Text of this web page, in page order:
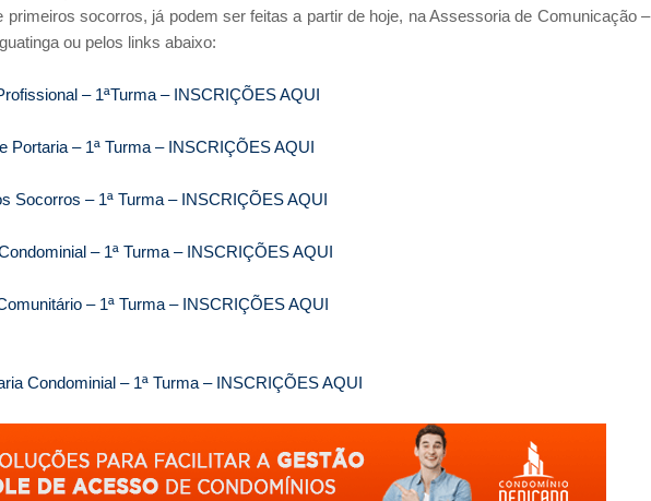
primeiros socorros, já podem ser feitas a partir de hoje, na Assessoria de Comunicação –
ou pelos links abaixo:
– 1ªTurma – INSCRIÇÕES AQUI
Portaria – 1ª Turma – INSCRIÇÕES AQUI
Socorros – 1ª Turma – INSCRIÇÕES AQUI
– 1ª Turma – INSCRIÇÕES AQUI
– 1ª Turma – INSCRIÇÕES AQUI
Condominial – 1ª Turma – INSCRIÇÕES AQUI